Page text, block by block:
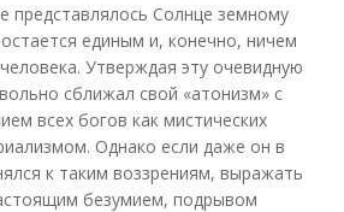
представлялось Солнце земному
единым и, конечно, ничем
Утверждая эту очевидную
сближал свой «атонизм» с
всех богов как мистических
Однако если даже он в
к таким воззрениям, выражать
безумием, подрывом